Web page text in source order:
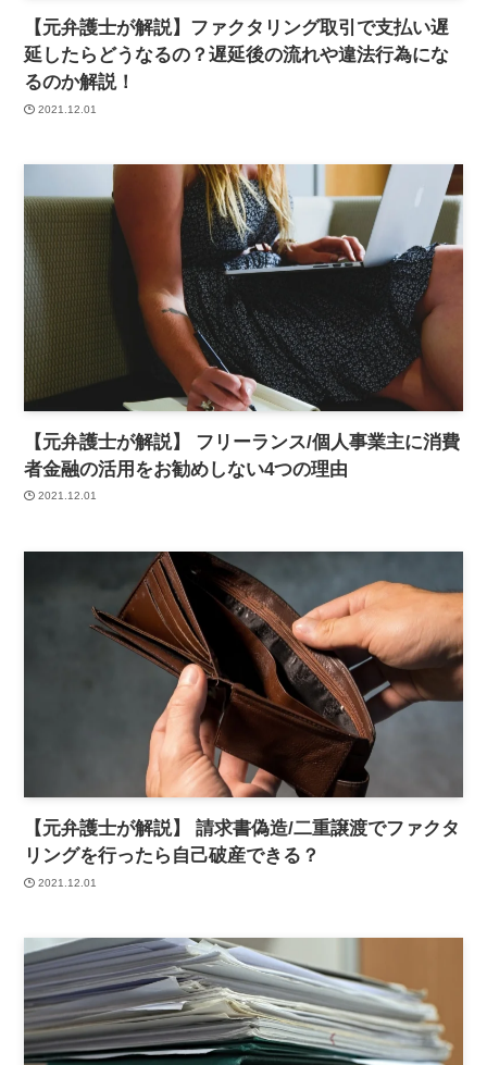
【元弁護士が解説】ファクタリング取引で支払い遅
延したらどうなるの？遅延後の流れや違法行為にな
るのか解説！
2021.12.01
【元弁護士が解説】 フリーランス/個人事業主に消費
者金融の活用をお勧めしない4つの理由
2021.12.01
【元弁護士が解説】 請求書偽造/二重譲渡でファクタ
リングを行ったら自己破産できる？
2021.12.01